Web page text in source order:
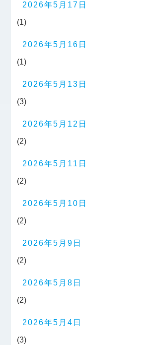
2026年5月17日
(1)
2026年5月16日
(1)
2026年5月13日
(3)
2026年5月12日
(2)
2026年5月11日
(2)
2026年5月10日
(2)
2026年5月9日
(2)
2026年5月8日
(2)
2026年5月4日
(3)